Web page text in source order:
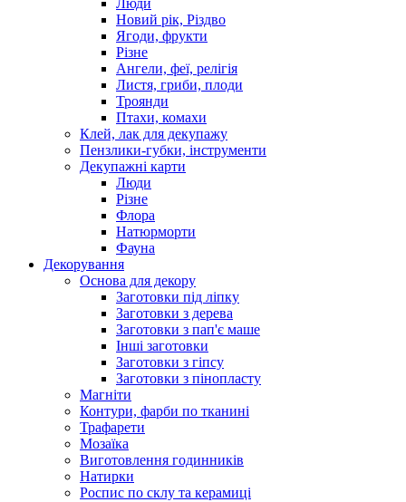
Новий рік, Різдво
Ягоди, фрукти
Різне
Ангели, феї, релігія
Листя, гриби, плоди
Троянди
Птахи, комахи
Клей, лак для декупажу
Пензлики-губки, інструменти
Декупажні карти
Люди
Різне
Флора
Натюрморти
Фауна
Декорування
Основа для декору
Заготовки під ліпку
Заготовки з дерева
Заготовки з пап'є маше
Інші заготовки
Заготовки з гіпсу
Заготовки з пінопласту
Магніти
Контури, фарби по тканині
Трафарети
Мозаїка
Виготовлення годинників
Натирки
Роспис по склу та керамиці